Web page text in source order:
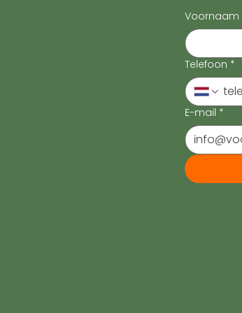
Voornaam
Telefoon *
E-mail *